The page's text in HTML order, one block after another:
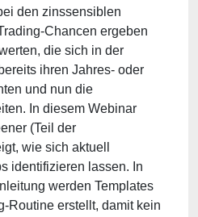
den zinssensiblen
Chancen ergeben
die sich in der
ihren Jahres- oder
und nun die
In diesem Webinar
(Teil der
wie sich aktuell
identifizieren lassen. In
werden Templates
Routine erstellt, damit kein